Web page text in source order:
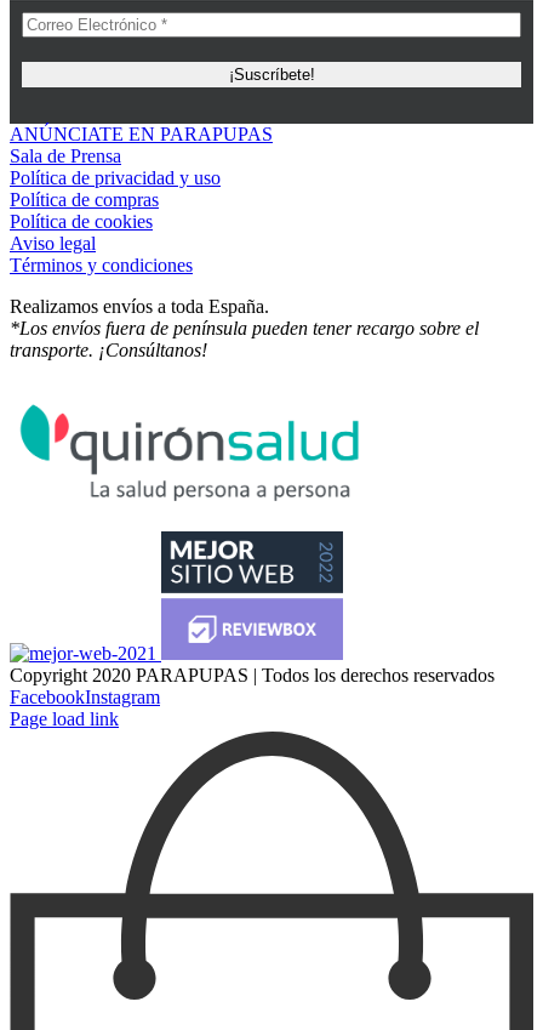
ANÚNCIATE EN PARAPUPAS
Sala de Prensa
Política de privacidad y uso
Política de compras
Política de cookies
Aviso legal
Términos y condiciones
Realizamos envíos a toda España.
*Los envíos fuera de península pueden tener recargo sobre el
transporte. ¡Consúltanos!
Copyright 2020 PARAPUPAS | Todos los derechos reservados
FacebookInstagram
Page load link